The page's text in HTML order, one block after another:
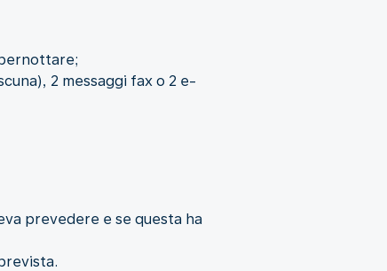
2 messaggi fax o 2 e-
prevedere e se questa ha